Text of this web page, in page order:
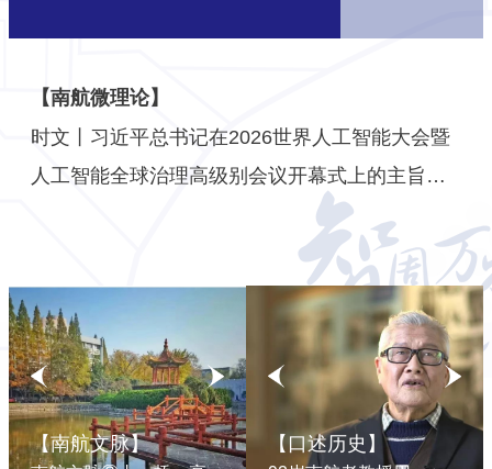
【南航微理论】
时文丨习近平总书记在2026世界人工智能大会暨
人工智能全球治理高级别会议开幕式上的主旨讲
【南航文脉】 【南航文脉】
【口述历史】 【口述历史】